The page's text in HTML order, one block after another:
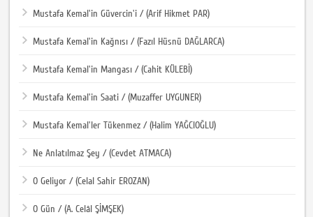
Mustafa Kemal'in Güvercin'i / (Arif Hikmet PAR)
Mustafa Kemal'in Kağnısı / (Fazıl Hüsnü DAĞLARCA)
Mustafa Kemal'in Mangası / (Cahit KÜLEBİ)
Mustafa Kemal'in Saati / (Muzaffer UYGUNER)
Mustafa Kemal'ler Tükenmez / (Halim YAĞCIOĞLU)
Ne Anlatılmaz Şey / (Cevdet ATMACA)
O Geliyor / (Celal Sahir EROZAN)
O Gün / (A. Celâl ŞİMŞEK)